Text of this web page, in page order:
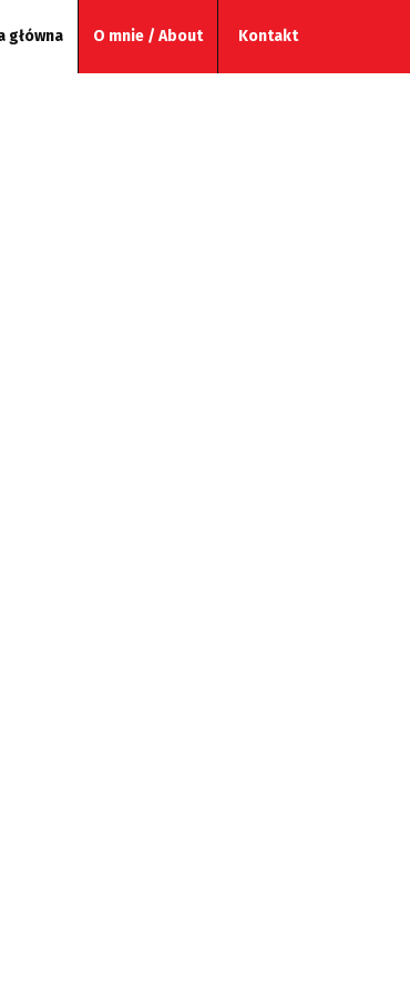
główna O mnie / About Kontakt